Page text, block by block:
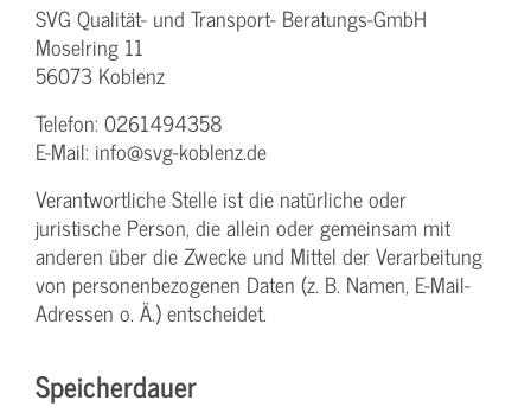
SVG Qualität- und Transport- Beratungs-GmbH
Moselring 11
56073 Koblenz
Telefon: 0261494358
E-Mail: info@svg-koblenz.de
Verantwortliche Stelle ist die natürliche oder
juristische Person, die allein oder gemeinsam mit
anderen über die Zwecke und Mittel der Verarbeitung
von personenbezogenen Daten (z. B. Namen, E-Mail-
Adressen o. Ä.) entscheidet.
Speicherdauer